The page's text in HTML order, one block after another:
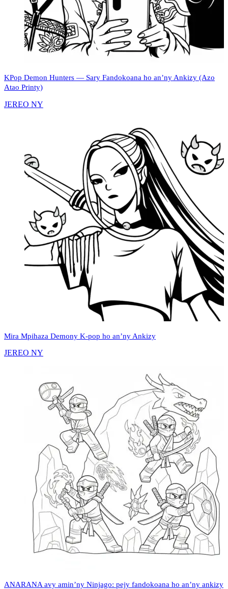
KPop Demon Hunters — Sary Fandokoana ho an’ny Ankizy (Azo
Atao Printy)
JEREO NY
Mira Mpihaza Demony K‑pop ho an’ny Ankizy
JEREO NY
ANARANA avy amin’ny Ninjago: pejy fandokoana ho an’ny ankizy